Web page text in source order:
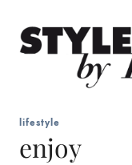
lifestyle
enjoy